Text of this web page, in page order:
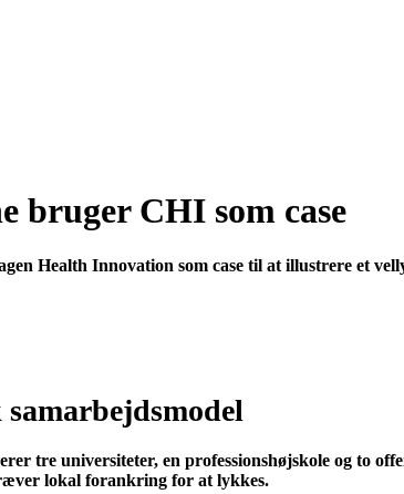
bruger CHI som case
Health Innovation som case til at illustrere et
tre universiteter, en professionshøjskole og to
lokal forankring for at lykkes.